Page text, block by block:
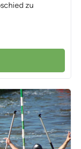
zu